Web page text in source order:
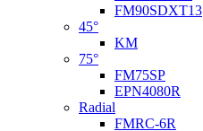
FM90SDXT13
45°
KM
75°
FM75SP
EPN4080R
Radial
FMRC-6R